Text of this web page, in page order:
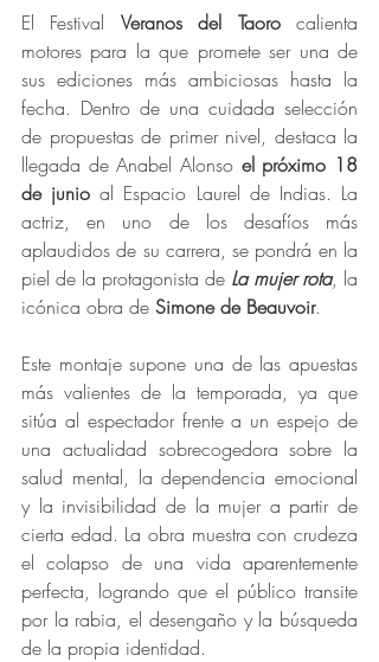
El Festival Veranos del Taoro calienta
motores para la que promete ser una de
sus ediciones más ambiciosas hasta la
fecha. Dentro de una cuidada selección
de propuestas de primer nivel, destaca la
llegada de Anabel Alonso el próximo 18
de junio al Espacio Laurel de Indias. La
actriz, en uno de los desafíos más
aplaudidos de su carrera, se pondrá en la
piel de la protagonista de La mujer rota, la
icónica obra de Simone de Beauvoir.
Este montaje supone una de las apuestas
más valientes de la temporada, ya que
sitúa al espectador frente a un espejo de
una actualidad sobrecogedora sobre la
salud mental, la dependencia emocional
y la invisibilidad de la mujer a partir de
cierta edad. La obra muestra con crudeza
el colapso de una vida aparentemente
perfecta, logrando que el público transite
por la rabia, el desengaño y la búsqueda
de la propia identidad.